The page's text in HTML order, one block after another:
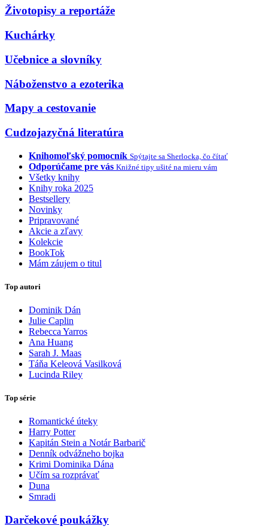
Životopisy a reportáže
Kuchárky
Učebnice a slovníky
Náboženstvo a ezoterika
Mapy a cestovanie
Cudzojazyčná literatúra
Knihomoľský pomocník Spýtajte sa Sherlocka, čo čítať
Odporúčame pre vás Knižné tipy ušité na mieru vám
Všetky knihy
Knihy roka 2025
Bestsellery
Novinky
Pripravované
Akcie a zľavy
Kolekcie
BookTok
Mám záujem o titul
Top autori
Dominik Dán
Julie Caplin
Rebecca Yarros
Ana Huang
Sarah J. Maas
Táňa Keleová Vasilková
Lucinda Riley
Top série
Romantické úteky
Harry Potter
Kapitán Stein a Notár Barbarič
Denník odvážneho bojka
Krimi Dominika Dána
Učím sa rozprávať
Duna
Smradi
Darčekové poukážky